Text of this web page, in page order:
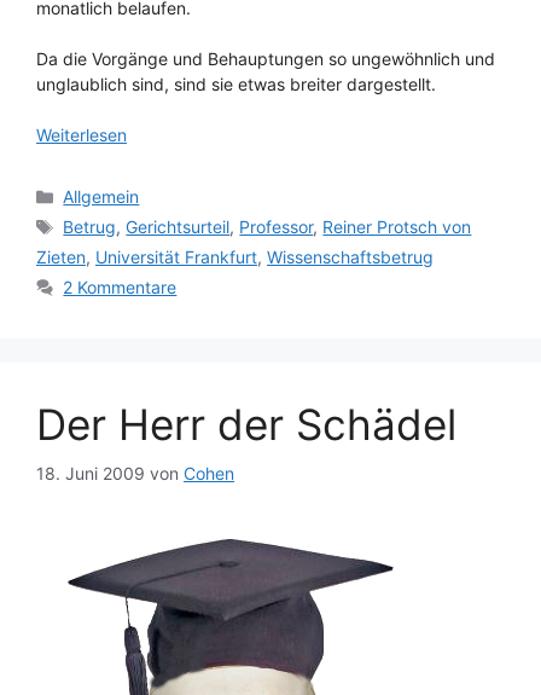
monatlich belaufen.
Da die Vorgänge und Behauptungen so ungewöhnlich und
unglaublich sind, sind sie etwas breiter dargestellt.
Weiterlesen
Kategorien
Allgemein
Schlagwörter
Betrug,Gerichtsurteil, Professor, Reiner Protsch von
Zieten, Universität Frankfurt, Wissenschaftsbetrug
2 Kommentare
Der Herr der Schädel
18. Juni 2009 von Cohen